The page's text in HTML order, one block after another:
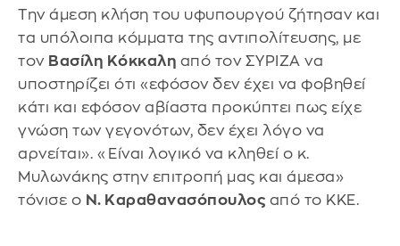
Την άμεση κλήση του υφυπουργού ζήτησαν και
τα υπόλοιπα κόμματα της αντιπολίτευσης, με
τον Βασίλη Κόκκαλη από τον ΣΥΡΙΖΑ να
υποστηρίζει ότι «εφόσον δεν έχει να φοβηθεί
κάτι και εφόσον αβίαστα προκύπτει πως είχε
γνώση των γεγονότων, δεν έχει λόγο να
αρνείται». «Είναι λογικό να κληθεί ο κ.
Μυλωνάκης στην επιτροπή μας και άμεσα»
τόνισε ο Ν. Καραθανασόπουλος από το ΚΚΕ.